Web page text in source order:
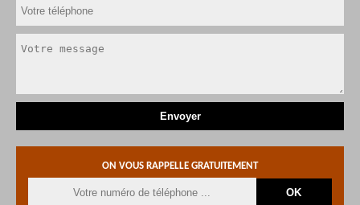
ON VOUS RAPPELLE GRATUITEMENT